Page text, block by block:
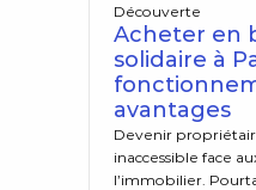
Acheter en
solidaire à
avantages
Découverte
Devenir
inaccessible face
l’immobilier.